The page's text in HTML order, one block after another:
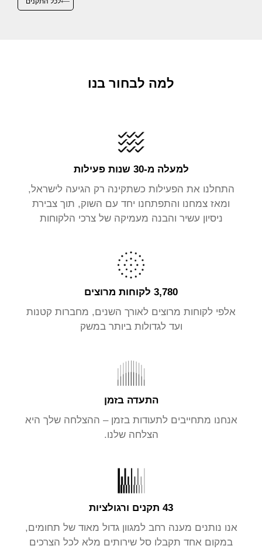
למה לבחור בנו
למעלה מ-30 שנות פעילות
התחלנו את הפעילות כשתקינה רק הגיעה לישראל,
ומאז צמחנו והתפתחנו יחד עם השוק, תוך צבירת
ניסיון עשיר והבנה מעמיקה של צרכי הלקוחות
3,780 לקוחות מרוצים
אלפי לקוחות מרוצים לאורך השנים, מחברות קטנות
ועד לגדולות ביותר במשק
התעדה בזמן
אנחנו מתחייבים לתעודות בזמן – ההצלחה שלך היא
הצלחה שלנו.
43 תקנים ורגולציות
אנו נותנים מענה רחב למגוון גדול מאוד של תחומים,
במקום אחד תקבלו סל שירותים מלא לכל הצרכים